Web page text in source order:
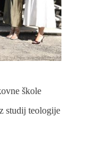
škole
studij teologije